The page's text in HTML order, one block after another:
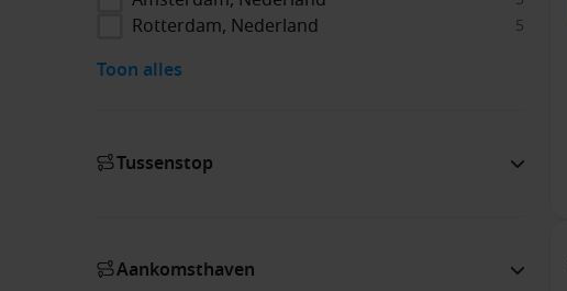
Rotterdam, Nederland 5
Toon alles
Tussenstop
Aankomsthaven